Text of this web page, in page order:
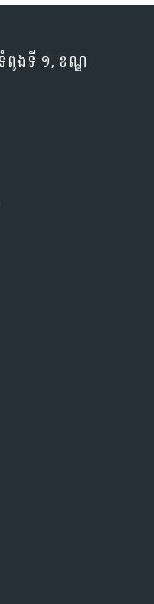
ពូងទី ១,​ ខណ្ឌ